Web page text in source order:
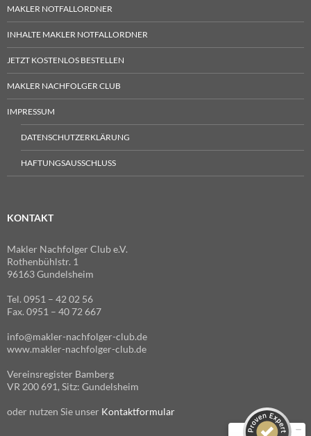
MAKLER NOTFALLORDNER
INHALTE MAKLER NOTFALLORDNER
JETZT KOSTENLOS BESTELLEN
MAKLER NACHFOLGER CLUB
IMPRESSUM
DATENSCHUTZERKLÄRUNG
HAFTUNGSAUSSCHLUSS
KONTAKT
Makler Nachfolger Club e.V.
Rothenbühlstr. 1
96163 Gundelsheim
Tel. 0951 – 42 02 56
Fax. 0951 – 40 72 667
info@makler-nachfolger-club.de
www.makler-nachfolger-club.de
Vereinsregister Bamberg
VR 200 691, Sitz: Gundelsheim
oder nutzen Sie unser Kontaktformular
4,91 / 5,00